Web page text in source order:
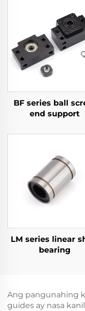
BF series ball
end support
LM series linear
bearing
Ang pangunahing
guides ay nasa